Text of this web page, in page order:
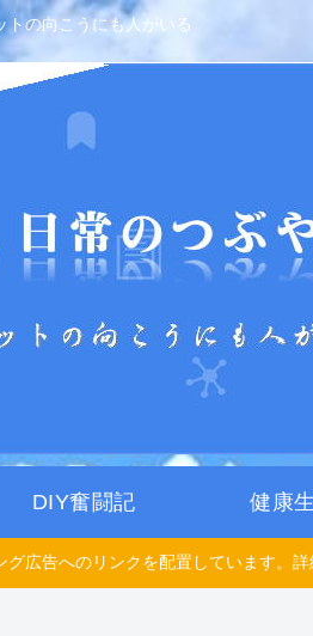
トの向こうにも人がいる
DIY奮闘記 健康
広告へのリンクを配置しています。